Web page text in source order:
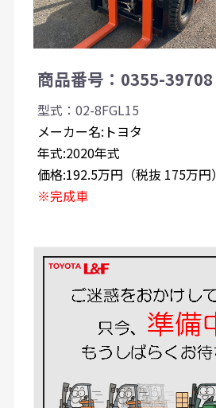
商品番号：0355-39708
型式：02-8FGL15
メーカー名:トヨタ
年式:2020年式
価格:192.5万円（税抜 175万円）
※完成車